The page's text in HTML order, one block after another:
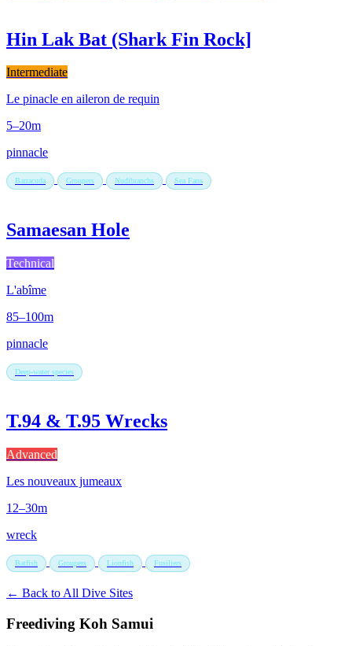
Hin Lak Bat (Shark Fin Rock]
Intermediate
Le pinacle en aileron de requin
5–20m
pinnacle
Barracuda Groupers Nudibranchs Sea Fans
Samaesan Hole
Technical
L'abîme
85–100m
pinnacle
Deep-water species
T.94 & T.95 Wrecks
Advanced
Les nouveaux jumeaux
12–30m
wreck
Batfish Groupers Lionfish Fusiliers
← Back to All Dive Sites
Freediving Koh Samui